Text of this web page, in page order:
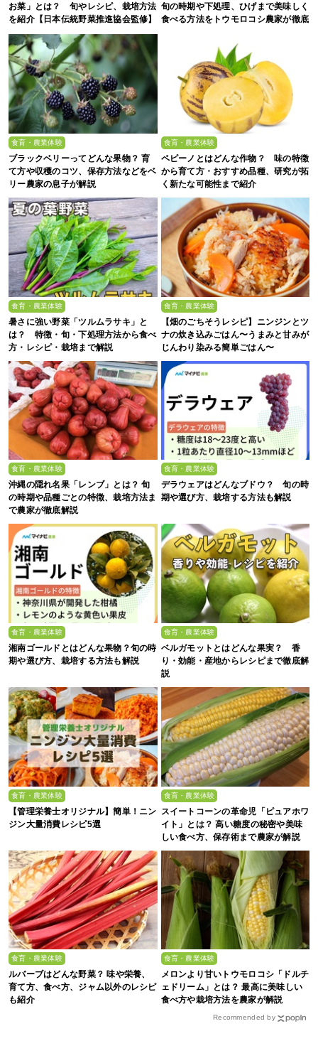
お菜」とは？ 旬やレシピ、栽培方法
を紹介【日本伝統野菜推進協会監修】
旬の時期や下処理、ひげまで美味しく
食べる方法をトウモロコシ農家が徹底
食育・農業体験
ブラックベリーってどんな果物？ 育
て方や収穫のコツ、保存方法などをベ
リー農家の息子が解説
食育・農業体験
ペピーノとはどんな作物？ 味の特徴
から育て方・おすすめ品種、研究が拓
く新たな可能性まで紹介
食育・農業体験
暑さに強い野菜「ツルムラサキ」と
は？ 特徴・旬・下処理方法から食べ
方・レシピ・栽培まで解説
食育・農業体験
【畑のごちそうレシピ】ニンジンとツ
ナの炊き込みごはん〜うまみと甘みが
じんわり染みる簡単ごはん〜
食育・農業体験
沖縄の隠れ名果「レンブ」とは？ 旬
の時期や品種ごとの特徴、栽培方法ま
で農家が徹底解説
食育・農業体験
デラウェアはどんなブドウ？ 旬の時
期や選び方、栽培する方法も解説
食育・農業体験
湘南ゴールドとはどんな果物？旬の時
期や選び方、栽培する方法も解説
食育・農業体験
ベルガモットとはどんな果実？ 香
り・効能・産地からレシピまで徹底解
説
食育・農業体験
【管理栄養士オリジナル】簡単！ニン
ジン大量消費レシピ5選
食育・農業体験
スイートコーンの革命児「ピュアホワ
イト」とは？ 高い糖度の秘密や美味
しい食べ方、保存術まで農家が解説
食育・農業体験
ルバーブはどんな野菜？ 味や栄養、
育て方、食べ方、ジャム以外のレシピ
も紹介
食育・農業体験
メロンより甘いトウモロコシ「ドルチ
ェドリーム」とは？ 最高に美味しい
食べ方や栽培方法を農家が解説
Recommended by